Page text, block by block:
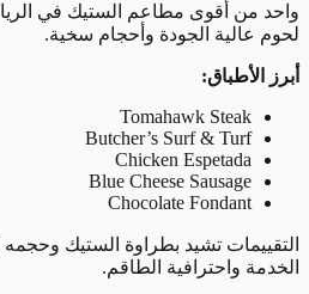
واحد من أقوى مطاعم الستيك في
لحوم عالية الجودة وأحجام سخية.
أبرز الأطباق:
Tomahawk Steak
Butcher’s Surf & Turf
Chicken Espetada
Blue Cheese Sausage
Chocolate Fondant
التقييمات تشيد بطراوة الستيك وحجمه
الخدمة واحترافية الطاقم.